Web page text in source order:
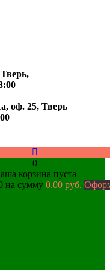
Тверь,
оф. 25, Тверь
0
корзина пуста
на сумму 0.00 руб.